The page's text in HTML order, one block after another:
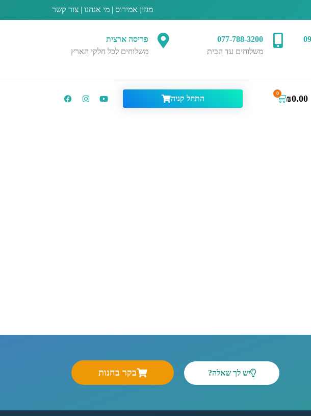
מגזין אמירוס | מי אנחנו | צור קשר
077-788-3200
משלוחים עד הבית
פריסה ארצית
משלוחים לכל חלקי הארץ
₪0.00
0
התחל קניה
יש לך שאלה? בקר בחנות